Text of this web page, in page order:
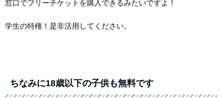
窓口でフリーチケットを購入できるみたいですよ！
学生の特権！是非活用してください。
ちなみに18歳以下の子供も無料です